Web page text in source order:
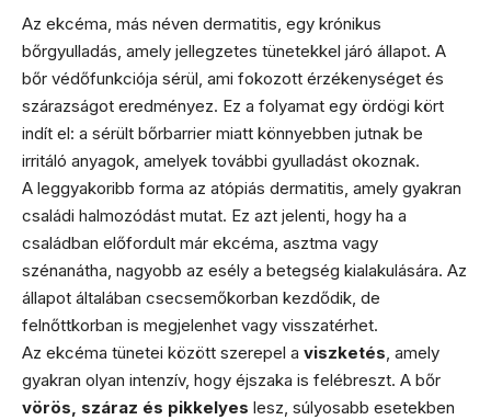
Az ekcéma, más néven dermatitis, egy krónikus
bőrgyulladás, amely jellegzetes tünetekkel járó állapot. A
bőr védőfunkciója sérül, ami fokozott érzékenységet és
szárazságot eredményez. Ez a folyamat egy ördögi kört
indít el: a sérült bőrbarrier miatt könnyebben jutnak be
irritáló anyagok, amelyek további gyulladást okoznak.
A leggyakoribb forma az atópiás dermatitis, amely gyakran
családi halmozódást mutat. Ez azt jelenti, hogy ha a
családban előfordult már ekcéma, asztma vagy
szénanátha, nagyobb az esély a betegség kialakulására. Az
állapot általában csecsemőkorban kezdődik, de
felnőttkorban is megjelenhet vagy visszatérhet.
Az ekcéma tünetei között szerepel a viszketés, amely
gyakran olyan intenzív, hogy éjszaka is felébreszt. A bőr
vörös, száraz és pikkelyes lesz, súlyosabb esetekben